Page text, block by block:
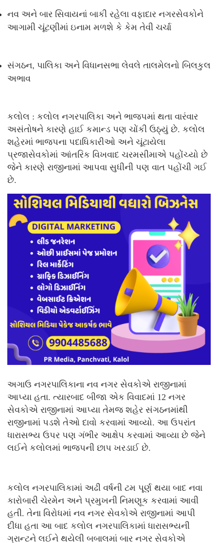
નવ અને બાર સિવાયનાં બાકી રહેલા વફાદાર નગરસેવકોને
આગામી ચૂંટણીમાં ઇનામ મળશે કે કેમ તેવી ચર્ચા
સંગઠન, પાલિકા અને વિધાનસભા લેવલે તાલમેલનો બિલકુલ
અભાવ
કલોલ : કલોલ નગરપાલિકા અને ભાજપમાં થતા વારંવાર
અસંતોષને કારણે હાઈ કમાન્ડ પણ ચોંકી ઉઠ્યું છે. કલોલ
શહેરમાં ભાજપના પદાધિકારીઓ અને ચૂંટાયેલા
પ્રજાસેવકોમાં આંતરિક વિખવાદ ચરમસીમાએ પહોંચ્યો છે
જેને કારણે રાજીનામાં આપવા સુધીની પણ વાત પહોંચી ગઈ
છે.
અગાઉ નગરપાલિકાના નવ નગર સેવકોએ રાજીનામાં
આપ્યા હતા. ત્યારબાદ બીજા એક વિવાદમાં 12 નગર
સેવકોએ રાજીનામાં આપ્યા તેમજ શહેર સંગઠનમાંથી
રાજીનામાં પડશે તેઓ દાવો કરવામાં આવ્યો. આ ઉપરાંત
ધારાસભ્ય ઉપર પણ ગંભીર આક્ષેપ કરવામાં આવ્યા છે જેને
લઈને કલોલમાં ભાજપની છાપ ખરડાઈ છે.
કલોલ નગરપાલિકામાં અઢી વર્ષની ટમ પૂર્ણ થયા બાદ નવા
કારોબારી ચેરમેન અને પ્રમુખની નિમણૂક કરવામાં આવી
હતી. તેના વિરોધમાં નવ નગર સેવકોએ રાજીનામાં આપી
દીધા હતા આ બાદ કલોલ નગરપાલિકામાં ધારાસભ્યની
ગ્રાન્ટને લઈને થયેલી બબાલમાં બાર નગર સેવકોએ